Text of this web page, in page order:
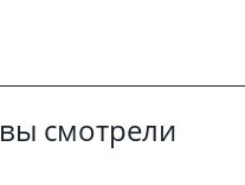
смотрели